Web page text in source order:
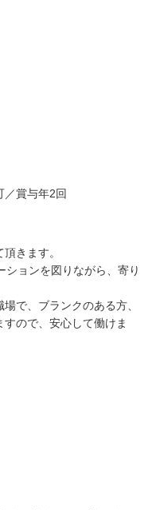
／賞与年2回
きます。
ションを図りながら、寄り
で、ブランクのある方、
ので、安心して働けま